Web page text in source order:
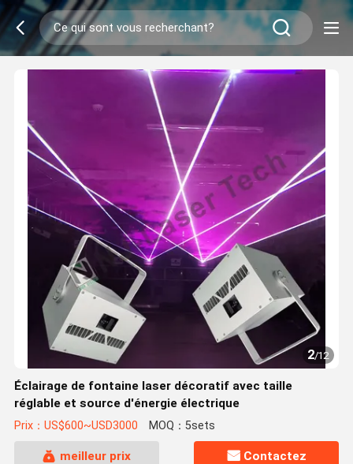
2/12
Éclairage de fontaine laser décoratif avec taille
réglable et source d'énergie électrique
Prix：US$600~USD3000 MOQ：5sets
meilleur prix Contactez